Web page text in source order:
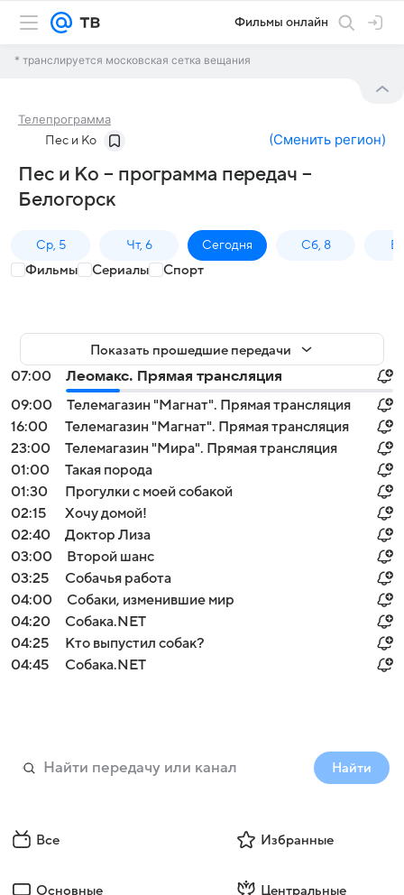
Фильмы онлайн
* транслируется московская сетка вещания
Телепрограмма
Пес и Ко (Сменить регион)
Пес и Ко – программа передач –
Белогорск
Ср, 5 Чт, 6 Сегодня Сб, 8
Фильмы Сериалы Спорт
Показать прошедшие передачи
07:00
Леомакс. Прямая трансляция
09:00
Телемагазин "Магнат". Прямая трансляция
16:00
Телемагазин "Магнат". Прямая трансляция
23:00
Телемагазин "Мира". Прямая трансляция
01:00
Такая порода
01:30
Прогулки с моей собакой
02:15
Хочу домой!
02:40
Доктор Лиза
03:00
Второй шанс
03:25
Собачья работа
04:00
Собаки, изменившие мир
04:20
Собака.NET
04:25
Кто выпустил собак?
04:45
Собака.NET
Найти
Все Избранные
Основные Центральные